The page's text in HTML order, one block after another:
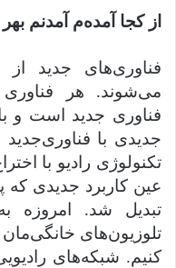
از کجا آمده‌م آمدنم
فناوری‌های جدید
می‌شوند. هر
فناوری جدید است و
جدیدی با
تکنولوژی رادیو با
عین کاربرد جدیدی که
تبدیل شد. امروزه
تلوزیون‌های
کنیم. شبکه‌های